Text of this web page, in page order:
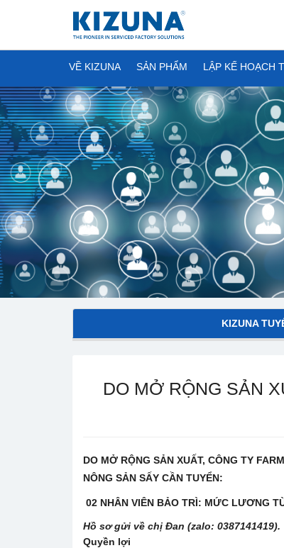
VỀ KIZUNA SẢN PHẨM LẬP KẾ HOẠCH
KIZUNA
DO MỞ RỘNG SẢN
DO MỞ RỘNG SẢN XUẤT, CÔNG TY
NÔNG SẢN SẤY CẦN TUYỂN:
02 NHÂN VIÊN BẢO TRÌ: MỨC LƯƠNG
Hồ sơ gửi về chị Đan (zalo: 0387141419).
Quyền lợi